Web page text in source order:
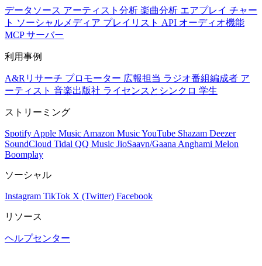
データソース アーティスト分析 楽曲分析 エアプレイ チャー
ト ソーシャルメディア プレイリスト API オーディオ機能
MCP サーバー
利用事例
A&Rリサーチ プロモーター 広報担当 ラジオ番組編成者 ア
ーティスト 音楽出版社 ライセンスとシンクロ 学生
ストリーミング
Spotify Apple Music Amazon MusicYouTube Shazam Deezer
SoundCloud Tidal QQ Music JioSaavn/Gaana Anghami Melon
Boomplay
ソーシャル
Instagram TikTok X (Twitter) Facebook
リソース
ヘルプセンター